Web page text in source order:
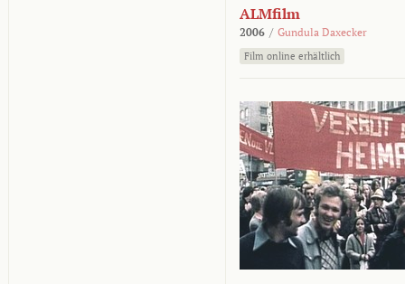
ALMfilm
2006 / Gundula Daxecker
Film online erhältlich